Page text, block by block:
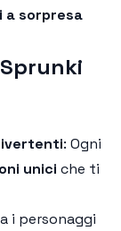
a sorpresa
: Ogni
unici che ti
i personaggi